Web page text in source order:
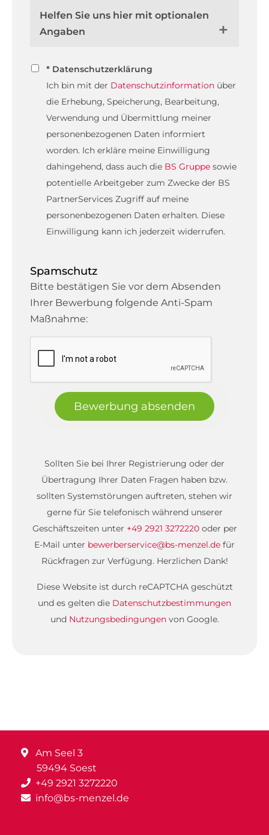
Helfen Sie uns hier mit optionalen
Angaben
* Datenschutzerklärung
Ich bin mit der Datenschutzinformation über
die Erhebung, Speicherung, Bearbeitung,
Verwendung und Übermittlung meiner
personenbezogenen Daten informiert
worden. Ich erkläre meine Einwilligung
dahingehend, dass auch die BS Gruppe sowie
potentielle Arbeitgeber zum Zwecke der BS
PartnerServices Zugriff auf meine
personenbezogenen Daten erhalten. Diese
Einwilligung kann ich jederzeit widerrufen.
Spamschutz
Bitte bestätigen Sie vor dem Absenden
Ihrer Bewerbung folgende Anti-Spam
Maßnahme:
Bewerbung absenden
Sollten Sie bei Ihrer Registrierung oder der
Übertragung Ihrer Daten Fragen haben bzw.
sollten Systemstörungen auftreten, stehen wir
gerne für Sie telefonisch während unserer
Geschäftszeiten unter +49 2921 3272220oder per
E-Mail unter bewerberservice@bs-menzel.de für
Rückfragen zur Verfügung. Herzlichen Dank!
Diese Website ist durch reCAPTCHA geschützt
und es gelten die Datenschutzbestimmungen
und Nutzungsbedingungenvon Google.
Am Seel 3
59494 Soest
+49 2921 3272220
info@bs-menzel.de